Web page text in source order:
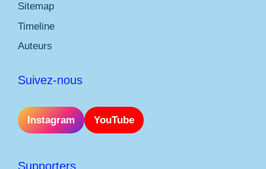
Sitemap
Timeline
Auteurs
Suivez-nous
Instagram YouTube
Supporters